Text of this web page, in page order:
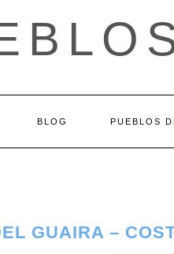
BLOG PUEBLOS
GUAIRA –